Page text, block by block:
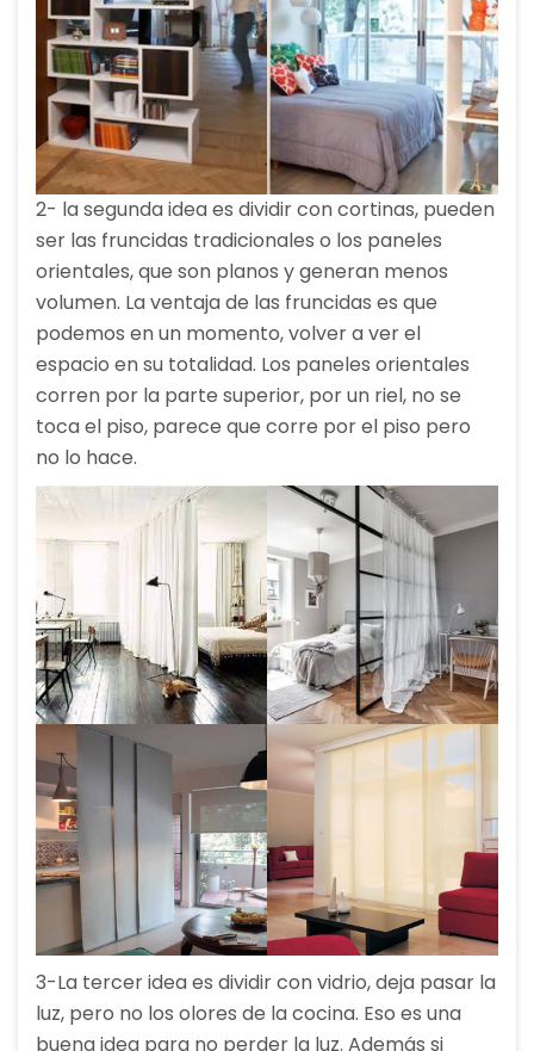
2- la segunda idea es dividir con cortinas, pueden
ser las fruncidas tradicionales o los paneles
orientales, que son planos y generan menos
volumen. La ventaja de las fruncidas es que
podemos en un momento, volver a ver el
espacio en su totalidad. Los paneles orientales
corren por la parte superior, por un riel, no se
toca el piso, parece que corre por el piso pero
no lo hace.
3-La tercer idea es dividir con vidrio, deja pasar la
luz, pero no los olores de la cocina. Eso es una
buena idea para no perder la luz. Además si